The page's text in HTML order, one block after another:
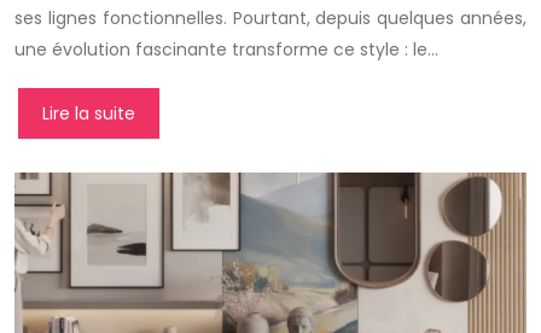
ses lignes fonctionnelles. Pourtant, depuis quelques années,
une évolution fascinante transforme ce style : le…
Lire la suite